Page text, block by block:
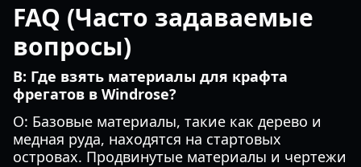
FAQ (Часто задаваемые
вопросы)
В: Где взять материалы для крафта
фрегатов в Windrose?
О: Базовые материалы, такие как дерево и
медная руда, находятся на стартовых
островах. Продвинутые материалы и чертежи